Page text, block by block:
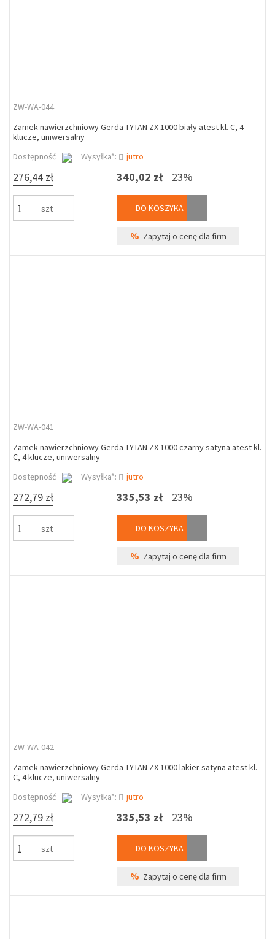
ZW-WA-044
Zamek nawierzchniowy Gerda TYTAN ZX 1000 biały atest kl. C, 4
klucze, uniwersalny
Dostępność
Wysyłka*: jutro
276,44 zł
szt
340,02 zł 23%
DO KOSZYKA
% Zapytaj o cenę dla firm
ZW-WA-041
Zamek nawierzchniowy Gerda TYTAN ZX 1000 czarny satyna atest kl.
C, 4 klucze, uniwersalny
Dostępność
Wysyłka*: jutro
272,79 zł
szt
335,53 zł 23%
DO KOSZYKA
% Zapytaj o cenę dla firm
ZW-WA-042
Zamek nawierzchniowy Gerda TYTAN ZX 1000 lakier satyna atest kl.
C, 4 klucze, uniwersalny
Dostępność
Wysyłka*: jutro
272,79 zł
szt
335,53 zł 23%
DO KOSZYKA
% Zapytaj o cenę dla firm